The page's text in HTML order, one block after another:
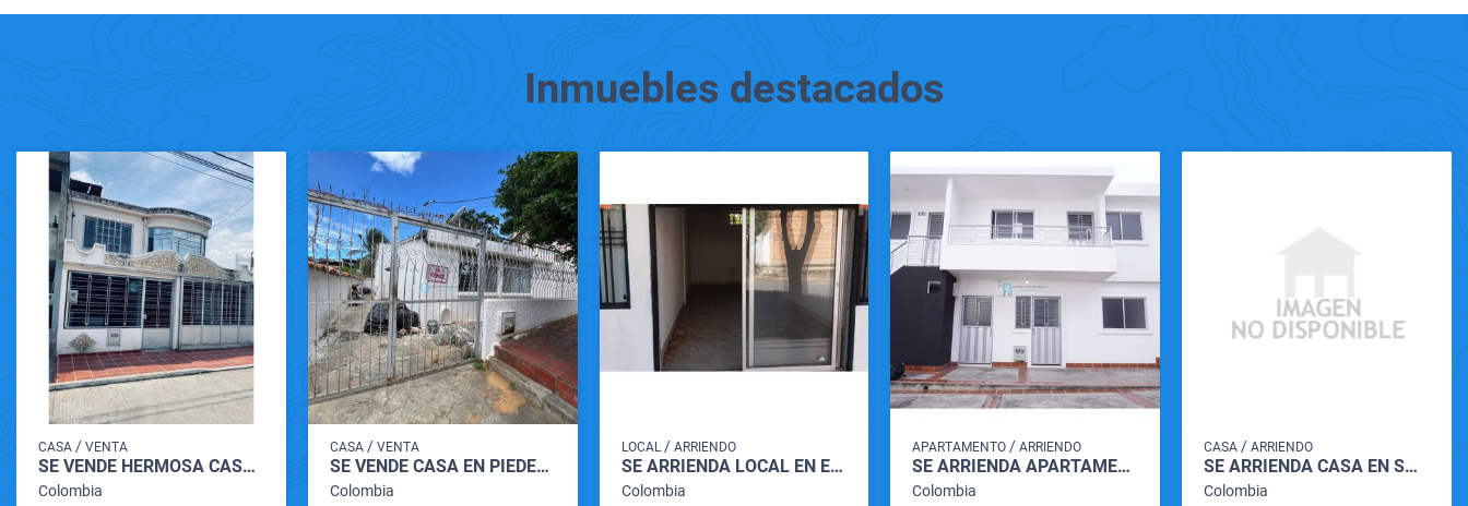
Inmuebles destacados
CASA / VENTA
SE VENDE HERMOSA CASA EN LOS PATIOS
Colombia
CASA/ VENTA
SE VENDE CASA EN PIEDECUESTA
Colombia
LOCAL / ARRIENDO
SE ARRIENDA LOCAL EN EL CENTRO VILLA DEL ROSARIO
Colombia
APARTAMENTO /ARRIENDO
SE ARRIENDA APARTAMENTO C2-02 EN VILLA LILIANA EL BARRIO SANTANDER
Colombia
CASA /ARRIENDO
SE ARRIENDA CASA EN SANTABARBARA
Colombia